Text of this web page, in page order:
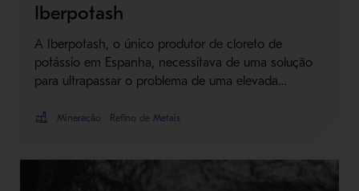
Iberpotash
A Iberpotash, o único produtor de cloreto de
potássio em Espanha, necessitava de uma solução
para ultrapassar o problema de uma elevada…
Mineração Refino de Metais